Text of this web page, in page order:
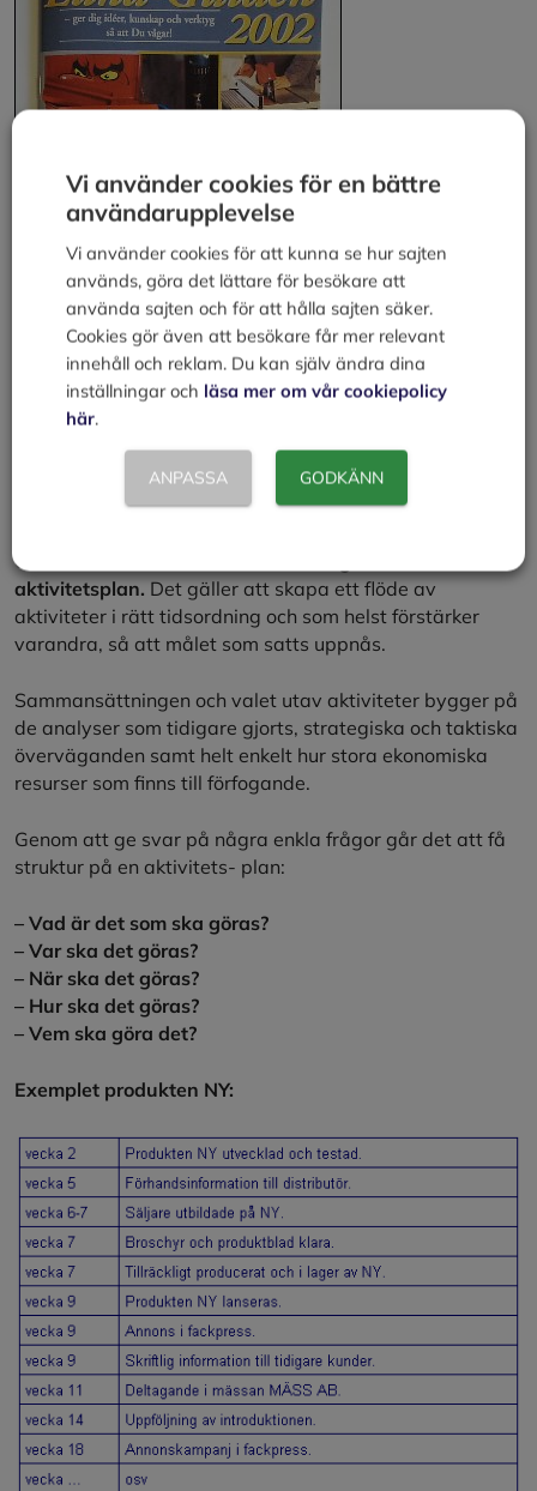
Bilden: En katalog ”lever länge” ute hos kunden.
Aktivitetsplanering
Utifrån en mix av konkurrensmedel görs en
aktivitetsplan. Det gäller att skapa ett flöde av
aktiviteter i rätt tidsordning och som helst förstärker
varandra, så att målet som satts uppnås.
Sammansättningen och valet utav aktiviteter bygger på
de analyser som tidigare gjorts, strategiska och taktiska
överväganden samt helt enkelt hur stora ekonomiska
resurser som finns till förfogande.
Genom att ge svar på några enkla frågor går det att få
struktur på en aktivitets- plan:
– Vad är det som ska göras?
– Var ska det göras?
– När ska det göras?
– Hur ska det göras?
– Vem ska göra det?
Exemplet produkten NY:
Vi använder cookies för en bättre
användarupplevelse
Vi använder cookies för att kunna se hur sajten
används, göra det lättare för besökare att
använda sajten och för att hålla sajten säker.
Cookies gör även att besökare får mer relevant
innehåll och reklam. Du kan själv ändra dina
inställningar och läsa mer om vår cookiepolicy
här.
ANPASSA GODKÄNN